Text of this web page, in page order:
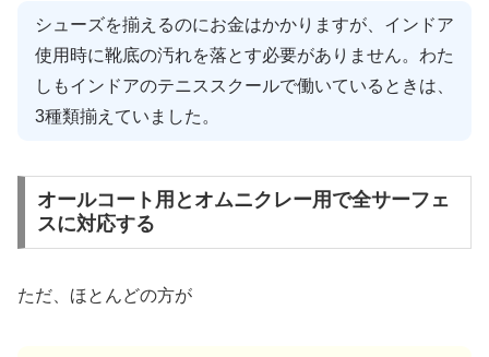
シューズを揃えるのにお金はかかりますが、インドア
使用時に靴底の汚れを落とす必要がありません。わた
しもインドアのテニススクールで働いているときは、
3種類揃えていました。
オールコート用とオムニクレー用で全サーフェ
スに対応する
ただ、ほとんどの方が